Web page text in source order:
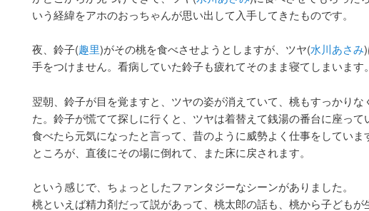
いう経緯をアホのおっちゃんが思い出して入手してきたものです。
夜、鈴子(趣里)がその桃を食べさせようとしますが、ツヤ(水川あさみ
手をつけません。看病していた鈴子も疲れてそのまま寝てしまいます。
翌朝、鈴子が目を覚ますと、ツヤの姿が消えていて、桃もすっかりな
た。鈴子が慌てて探しに行くと、ツヤは着替えて銭湯の番台に座って
食べたら元気になったと言って、昔のように威勢よく仕事をしていま
ところが、直後にその場に倒れて、また床に戻されます。
という感じで、ちょっとしたファンタジーなシーンがありました。
桃といえば精力剤だって説があって、桃太郎の話も、桃から子どもが